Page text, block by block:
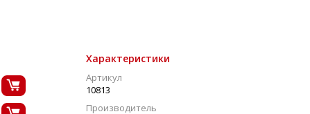
Характеристики
Артикул
10813
Производитель